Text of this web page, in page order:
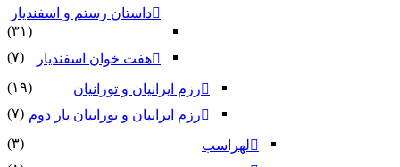
داستان رستم و اسفندیار
(۳۱)
هفت خوان اسفندیار
(۷)
رزم ایرانیان و تورانیان
(۱۹)
رزم ایرانیان و تورانیان بار دوم (۷)
لهراسب
(۳)